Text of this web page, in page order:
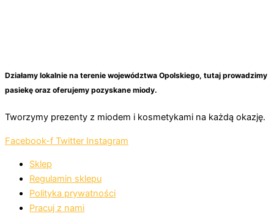
Działamy lokalnie na terenie województwa Opolskiego, tutaj prowadzimy
pasiekę oraz oferujemy pozyskane miody.
Tworzymy prezenty z miodem i kosmetykami na każdą okazję.
Facebook-f Twitter Instagram
Sklep
Regulamin sklepu
Polityka prywatności
Pracuj z nami